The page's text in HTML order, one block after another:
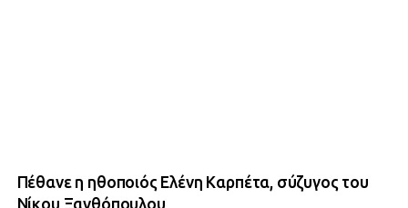
Πέθανε η ηθοποιός Ελένη Καρπέτα, σύζυγος του
Νίκου Ξανθόπουλου